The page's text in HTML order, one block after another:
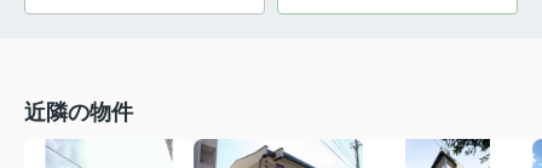
近隣の物件